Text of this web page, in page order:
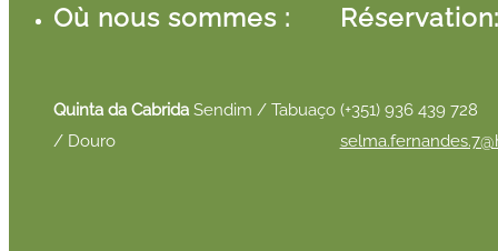
Où nous sommes :
Quinta da Cabrida Sendim / Tabuaço
/ Douro
Réservation:
(+351) 936 439 728